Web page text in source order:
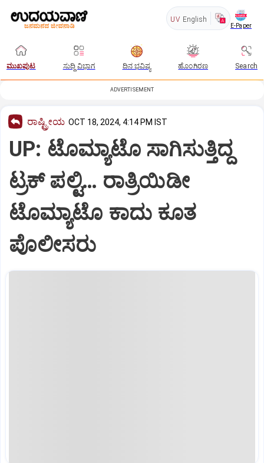
UV English
E-Paper
ಮುಖಪುಟ ಸುದ್ದಿ ವಿಭಾಗ ದಿನ ಭವಿಷ್ಯ ಹೊಂಗಿರಣ Search
ADVERTISEMENT
ರಾಷ್ಟ್ರೀಯ OCT 18, 2024, 4:14 PM IST
UP: ಟೊಮ್ಯಾಟೊ ಸಾಗಿಸುತ್ತಿದ್ದ
ಟ್ರಕ್ ಪಲ್ಟಿ… ರಾತ್ರಿಯಿಡೀ
ಟೊಮ್ಯಾಟೊ ಕಾದು ಕೂತ
ಪೊಲೀಸರು